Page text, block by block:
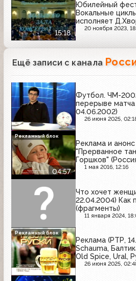
15:18
Юбилейный
Вокальные
исполняет
16.12.1995) (не
20 ноября 2023,
Ещё записи с канала
Футбол. ЧМ-
перерыве
04.06.2002)
26 июня 2025,
04:57
Реклама и
"Прерванное
Горшков"
Pantene Pro-V,
1 мая 2016, 12:16
Рекламный блок
Что хочет
22.04.2004) Как
(фрагменты)
11 января 2024,
Реклама (РТР,
Schauma,
Old Spice, Ural,
26 июня 2025,
Рекламный блок